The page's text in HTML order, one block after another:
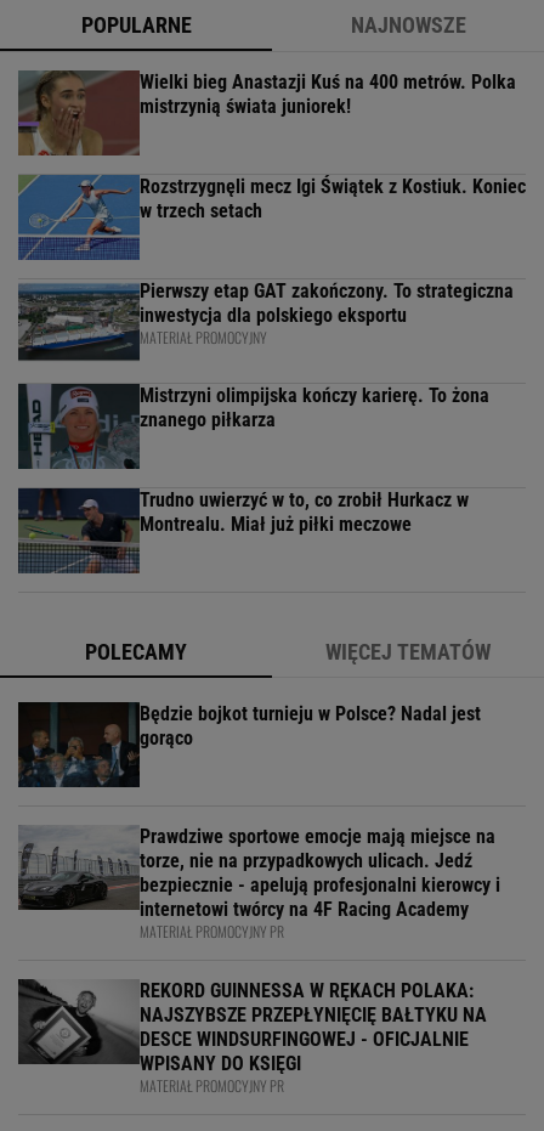
POPULARNE NAJNOWSZE
Wielki bieg Anastazji Kuś na 400 metrów. Polka
mistrzynią świata juniorek!
Rozstrzygnęli mecz Igi Świątek z Kostiuk. Koniec
w trzech setach
Pierwszy etap GAT zakończony. To strategiczna
inwestycja dla polskiego eksportu
MATERIAŁ PROMOCYJNY
Mistrzyni olimpijska kończy karierę. To żona
znanego piłkarza
Trudno uwierzyć w to, co zrobił Hurkacz w
Montrealu. Miał już piłki meczowe
POLECAMY WIĘCEJ TEMATÓW
Będzie bojkot turnieju w Polsce? Nadal jest
gorąco
Prawdziwe sportowe emocje mają miejsce na
torze, nie na przypadkowych ulicach. Jedź
bezpiecznie - apelują profesjonalni kierowcy i
internetowi twórcy na 4F Racing Academy
MATERIAŁ PROMOCYJNY PR
REKORD GUINNESSA W RĘKACH POLAKA:
NAJSZYBSZE PRZEPŁYNIĘCIĘ BAŁTYKU NA
DESCE WINDSURFINGOWEJ - OFICJALNIE
WPISANY DO KSIĘGI
MATERIAŁ PROMOCYJNY PR